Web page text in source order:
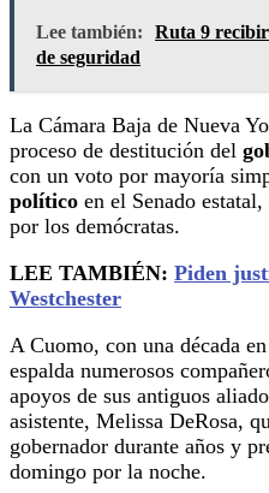
Lee también:
Ruta 9
de seguridad
La Cámara Baja de Nueva
proceso de destitución del
con un voto por mayoría
político en el Senado
por los demócratas.
LEE TAMBIÉN: Piden
Westchester
A Cuomo, con una década
espalda numerosos
apoyos de sus antiguos
asistente, Melissa DeRosa,
gobernador durante años y
domingo por la noche.